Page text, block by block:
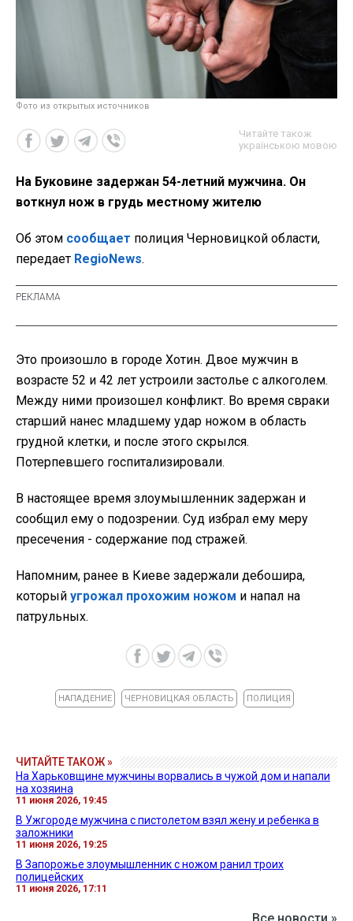
Фото из открытых источников
Читайте також
українською мовою
На Буковине задержан 54-летний мужчина. Он
воткнул нож в грудь местному жителю
Об этом сообщает полиция Черновицкой области,
передает RegioNews.
Это произошло в городе Хотин. Двое мужчин в
возрасте 52 и 42 лет устроили застолье с алкоголем.
Между ними произошел конфликт. Во время свраки
старший нанес младшему удар ножом в область
грудной клетки, и после этого скрылся.
Потерпевшего госпитализировали.
В настоящее время злоумышленник задержан и
сообщил ему о подозрении. Суд избрал ему меру
пресечения - содержание под стражей.
Напомним, ранее в Киеве задержали дебошира,
который угрожал прохожим ножом и напал на
патрульных.
НАПАДЕНИЕ ЧЕРНОВИЦКАЯ ОБЛАСТЬ ПОЛИЦИЯ
ЧИТАЙТЕ ТАКОЖ »
На Харьковщине мужчины ворвались в чужой дом и напали
на хозяина
11 июня 2026, 19:45
В Ужгороде мужчина с пистолетом взял жену и ребенка в
заложники
11 июня 2026, 19:25
В Запорожье злоумышленник с ножом ранил троих
полицейских
11 июня 2026, 17:11